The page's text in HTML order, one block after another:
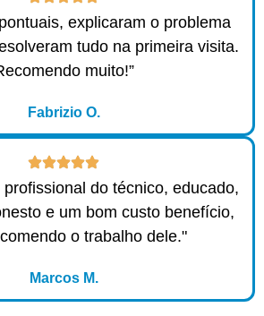
explicaram o problema
tudo na primeira visita.
muito!”
Fabrizio O.
do técnico, educado,
e um bom custo benefício,
o trabalho dele."
Marcos M.